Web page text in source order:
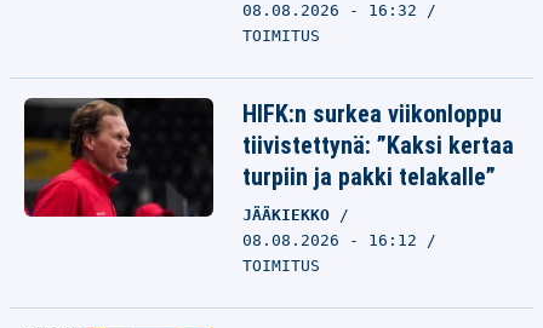
08.08.2026 - 16:32
TOIMITUS
HIFK:n surkea viikonloppu
tiivistettynä: ”Kaksi kertaa
turpiin ja pakki telakalle”
JÄÄKIEKKO
08.08.2026 - 16:12
TOIMITUS